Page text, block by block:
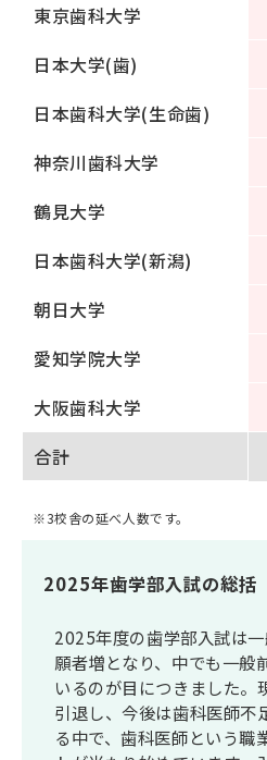
東京歯科大学
日本大学(歯)
日本歯科大学(生命歯)
神奈川歯科大学
鶴見大学
日本歯科大学(新潟)
朝日大学
愛知学院大学
大阪歯科大学
合計
※3校舎の延べ人数です。
2025年歯学部入試の総括
2025年度の歯学部入試は
願者増となり、中でも一般
いるのが目につきました。
引退し、今後は歯科医師不
る中で、歯科医師という職